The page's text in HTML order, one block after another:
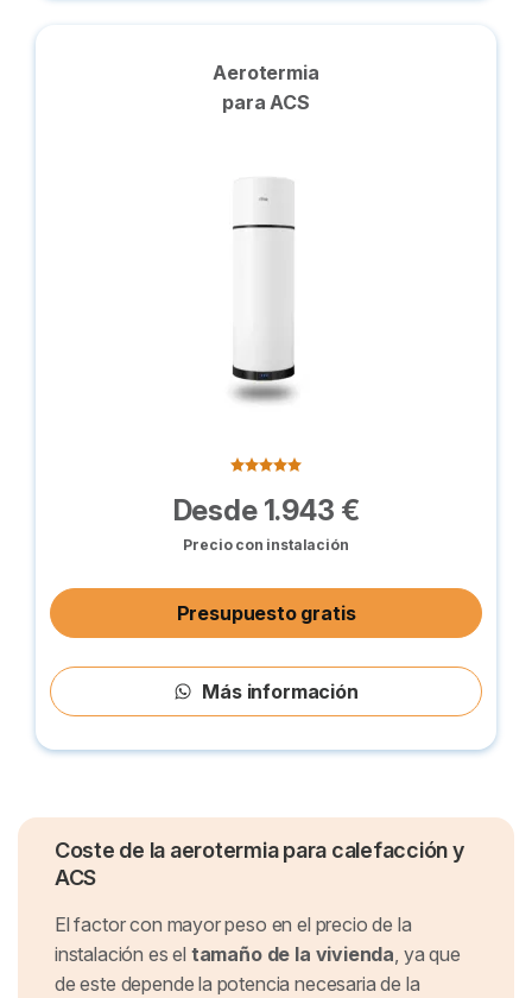
Aerotermia
para ACS
Desde 1.943 €
Precio con instalación
Presupuesto gratis
Más información
Coste de la aerotermia para calefacción y
ACS
El factor con mayor peso en el precio de la
instalación es el tamaño de la vivienda, ya que
de este depende la potencia necesaria de la